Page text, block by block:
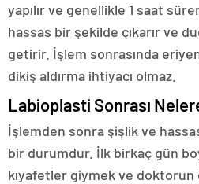
yapılır ve genellikle 1 saat
hassas bir şekilde çıkarır ve
getirir. İşlem sonrasında
dikiş aldırma ihtiyacı olmaz.
Labioplasti Sonrası
İşlemden sonra şişlik ve
bir durumdur. İlk birkaç gün
kıyafetler giymek ve doktorun